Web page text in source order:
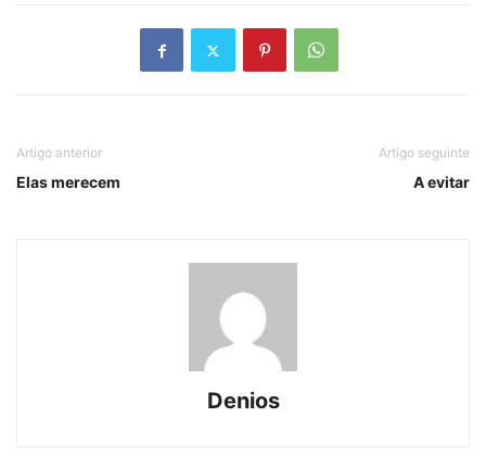
Artigo anterior
Elas merecem
Artigo seguinte
A evitar
Denios